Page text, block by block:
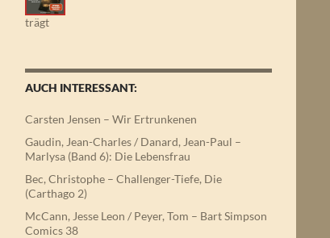
trägt
AUCH INTERESSANT:
Carsten Jensen – Wir Ertrunkenen
Gaudin, Jean-Charles / Danard, Jean-Paul –
Marlysa (Band 6): Die Lebensfrau
Bec, Christophe – Challenger-Tiefe, Die
(Carthago 2)
McCann, Jesse Leon / Peyer, Tom – Bart Simpson
Comics 38